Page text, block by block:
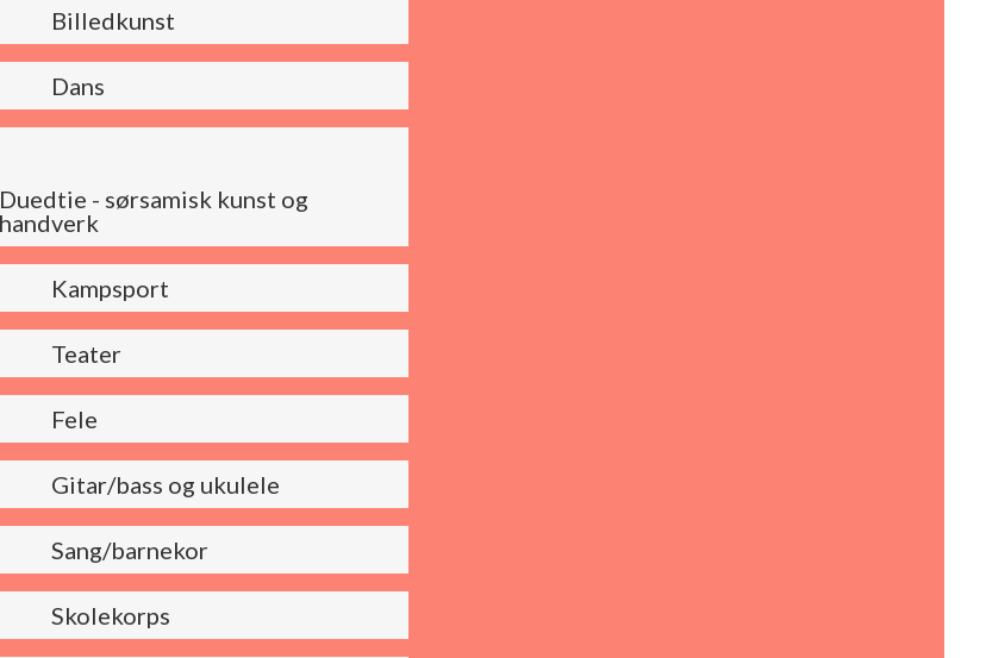
Billedkunst
Dans
Duedtie - sørsamisk kunst og
handverk
Kampsport
Teater
Fele
Gitar/bass og ukulele
Sang/barnekor
Skolekorps